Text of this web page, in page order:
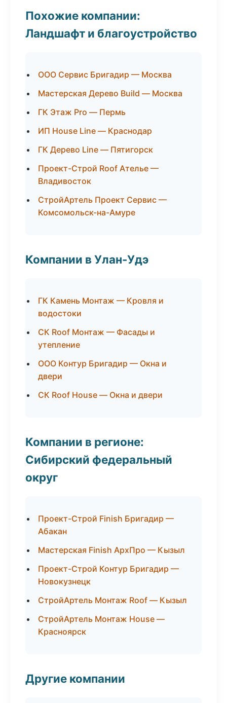
Похожие компании:
Ландшафт и благоустройство
ООО Сервис Бригадир — Москва
Мастерская Дерево Build — Москва
ГК Этаж Pro — Пермь
ИП House Line — Краснодар
ГК Дерево Line — Пятигорск
Проект-Строй Roof Ателье —
Владивосток
СтройАртель Проект Сервис —
Комсомольск-на-Амуре
Компании в Улан-Удэ
ГК Камень Монтаж — Кровля и
водостоки
СК Roof Монтаж — Фасады и
утепление
ООО Контур Бригадир — Окна и
двери
СК Roof House — Окна и двери
Компании в регионе:
Сибирский федеральный
округ
Проект-Строй Finish Бригадир —
Абакан
Мастерская Finish АрхПро — Кызыл
Проект-Строй Контур Бригадир —
Новокузнецк
СтройАртель Монтаж Roof — Кызыл
СтройАртель Монтаж House —
Красноярск
Другие компании